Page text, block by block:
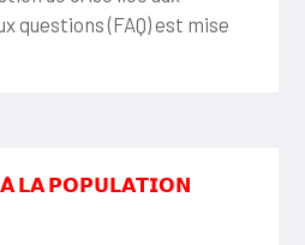
questions (FAQ) est mise
𝗟𝗔 𝗣𝗢𝗣𝗨𝗟𝗔𝗧𝗜𝗢𝗡